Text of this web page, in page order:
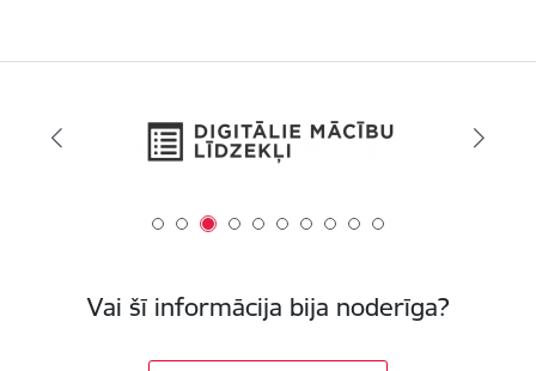
Vai šī informācija bija noderīga?